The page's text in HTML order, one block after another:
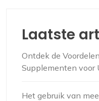
Laatste
Ontdek de
Supplementen voor
Het gebruik van